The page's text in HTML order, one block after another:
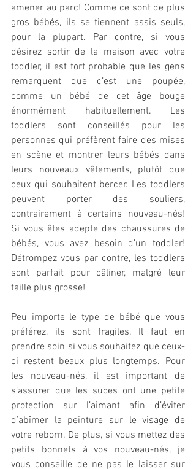
amener au parc! Comme ce sont de plus
gros bébés, ils se tiennent assis seuls,
pour la plupart. Par contre, si vous
désirez sortir de la maison avec votre
toddler, il est fort probable que les gens
remarquent que c’est une poupée,
comme un bébé de cet âge bouge
énormément habituellement. Les
toddlers sont conseillés pour les
personnes qui préfèrent faire des mises
en scène et montrer leurs bébés dans
leurs nouveaux vêtements, plutôt que
ceux qui souhaitent bercer. Les toddlers
peuvent porter des souliers,
contrairement à certains nouveau-nés!
Si vous êtes adepte des chaussures de
bébés, vous avez besoin d’un toddler!
Détrompez vous par contre, les toddlers
sont parfait pour câliner, malgré leur
taille plus grosse!
Peu importe le type de bébé que vous
préférez, ils sont fragiles. Il faut en
prendre soin si vous souhaitez que ceux-
ci restent beaux plus longtemps. Pour
les nouveau-nés, il est important de
s’assurer que les suces ont une petite
protection sur l’aimant afin d’éviter
d’abîmer la peinture sur le visage de
votre reborn. De plus, si vous mettez des
petits bonnets à vos nouveau-nés, je
vous conseille de ne pas le laisser sur